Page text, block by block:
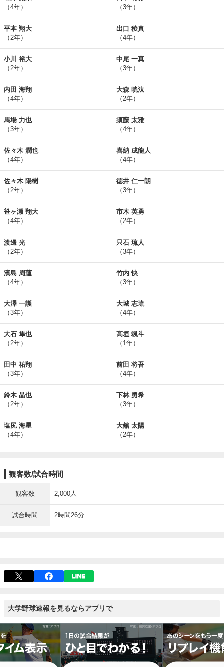
（4年）
（3年）
平本 翔大
（2年）
出口 稜真
（4年）
小川 裕大
（2年）
中尾 一真
（3年）
内田 海翔
（4年）
大森 晄汰
（2年）
馬場 力也
（3年）
須藤 太雅
（4年）
佐々木 潤也
（4年）
喜納 成龍人
（4年）
佐々木 陽樹
（2年）
徳井 仁一朗
（3年）
笹ヶ瀬 翔大
（4年）
市木 英勇
（2年）
渡邊 光
（2年）
只石 琉人
（3年）
濱島 周蓮
（4年）
竹内 快
（3年）
大澤 一護
（3年）
大城 志琉
（4年）
大石 隼也
（2年）
高垣 颯斗
（1年）
田中 祐翔
（3年）
前田 将吾
（4年）
鈴木 晶也
（2年）
下林 勇希
（3年）
塩尻 海星
（4年）
大舘 太陽
（2年）
観客数/試合時間
観客数 2,000人
試合時間 2時間26分
大学野球速報を見るならアプリで